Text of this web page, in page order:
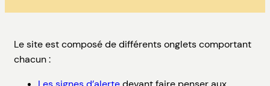
Le site est composé de différents onglets comportant
chacun :